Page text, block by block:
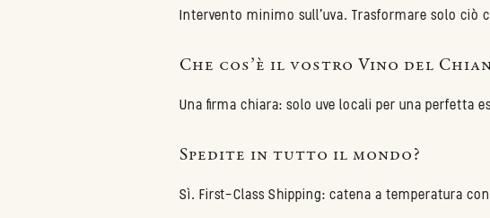
Intervento minimo sull'uva. Trasformare solo ciò
Che cos’è il vostro Vino del
Una firma chiara: solo uve locali per una perfetta
Spedite in tutto il mondo?
Sì. First-Class Shipping: catena a temperatura